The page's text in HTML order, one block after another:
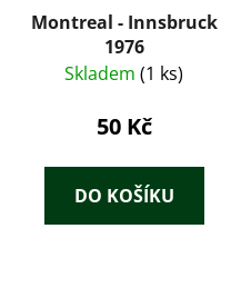
Montreal - Innsbruck
1976
Skladem (1 ks)
50 Kč
DO KOŠÍKU